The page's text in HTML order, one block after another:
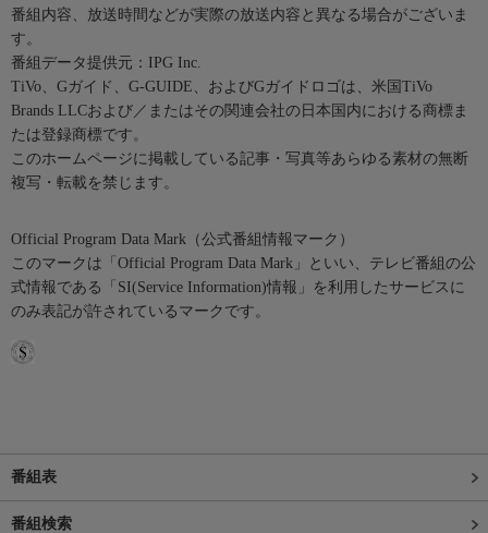
番組内容、放送時間などが実際の放送内容と異なる場合がございま
す。
番組データ提供元：IPG Inc.
TiVo、Gガイド、G-GUIDE、およびGガイドロゴは、米国TiVo
Brands LLCおよび／またはその関連会社の日本国内における商標ま
たは登録商標です。
このホームページに掲載している記事・写真等あらゆる素材の無断
複写・転載を禁じます。
Official Program Data Mark（公式番組情報マーク）
このマークは「Official Program Data Mark」といい、テレビ番組の公
式情報である「SI(Service Information)情報」を利用したサービスに
のみ表記が許されているマークです。
番組表
番組検索